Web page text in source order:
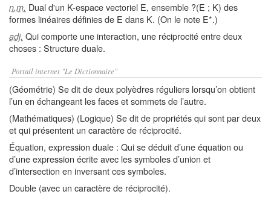
n.m. Dual d'un K-espace vectoriel E, ensemble ?(E ; K) des
formes linéaires définies de E dans K. (On le note E*.)
adj. Qui comporte une interaction, une réciprocité entre deux
choses : Structure duale.
Portail internet "Le Dictionnaire"
(Géométrie) Se dit de deux polyèdres réguliers lorsqu’on obtient
l’un en échangeant les faces et sommets de l’autre.
(Mathématiques) (Logique) Se dit de propriétés qui sont par deux
et qui présentent un caractère de réciprocité.
Équation, expression duale : Qui se déduit d’une équation ou
d’une expression écrite avec les symboles d’union et
d’intersection en inversant ces symboles.
Double (avec un caractère de réciprocité).